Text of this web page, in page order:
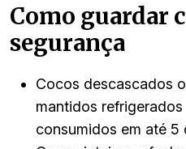
Como guardar
segurança
Cocos descascados
mantidos
consumidos em até 5